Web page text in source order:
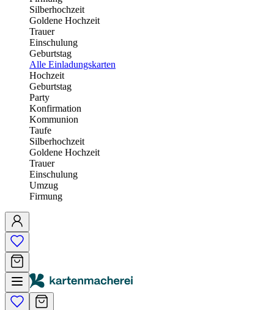
Silberhochzeit
Goldene Hochzeit
Trauer
Einschulung
Geburtstag
Alle Einladungskarten
Hochzeit
Geburtstag
Party
Konfirmation
Kommunion
Taufe
Silberhochzeit
Goldene Hochzeit
Trauer
Einschulung
Umzug
Firmung